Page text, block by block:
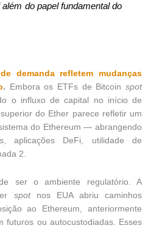
do papel fundamental do
demanda refletem mudanças
. Embora os ETFs de Bitcoin spot
o influxo de capital no início de
do Ether parece refletir um
do Ethereum — abrangendo
, aplicações DeFi, utilidade de
2.
ser o ambiente regulatório. A
spotnos EUA abriu caminhos
ao Ethereum, anteriormente
futuros ou autocustodiadas. Esses